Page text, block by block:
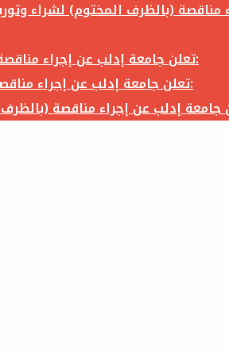
تعلن جامعة إدلب عن إجراء مناقصة (بالظرف المختوم) لأعمال بناء طابق في مبنى رئاسة الجامعة في جامعة ادلب وفق الآتي:
تعلن جامعة إدلب عن إجراء مناقصة (بالظرف المختوم) لشراء وتوريد أثاث مكاتب لزوم مكاتب وقاعات جامعة إدلب وفق الآتي: